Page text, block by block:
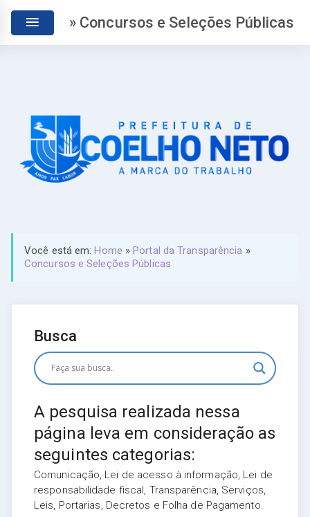
» Concursos e Seleções Públicas
Você está em:Home »Portal da Transparência »
Concursos e Seleções Públicas
Busca
A pesquisa realizada nessa
página leva em consideração as
seguintes categorias:
Comunicação, Lei de acesso à informação, Lei de
responsabilidade fiscal, Transparência, Serviços,
Leis, Portarias, Decretos e Folha de Pagamento.